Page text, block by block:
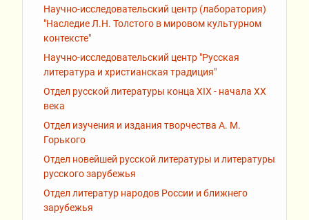
Научно-исследовательский центр (лаборатория)
"Наследие Л.Н. Толстого в мировом культурном
контексте"
Научно-исследовательский центр "Русская
литература и христианская традиция"
Отдел русской литературы конца XIX - начала XX
века
Отдел изучения и издания творчества А. М.
Горького
Отдел новейшей русской литературы и литературы
русского зарубежья
Отдел литератур народов России и ближнего
зарубежья